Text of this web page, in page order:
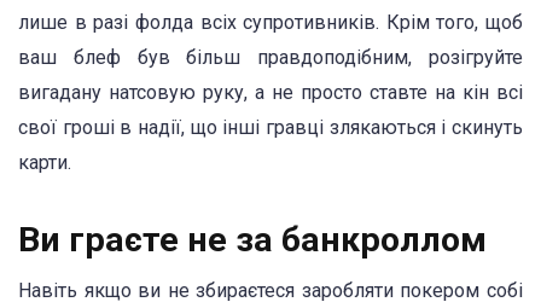
лише в разі фолда всіх супротивників. Крім того, щоб
ваш блеф був більш правдоподібним, розігруйте
вигадану натсовую руку, а не просто ставте на кін всі
свої гроші в надії, що інші гравці злякаються і скинуть
карти.
Ви граєте не за банкроллом
Навіть якщо ви не збираєтеся заробляти покером собі